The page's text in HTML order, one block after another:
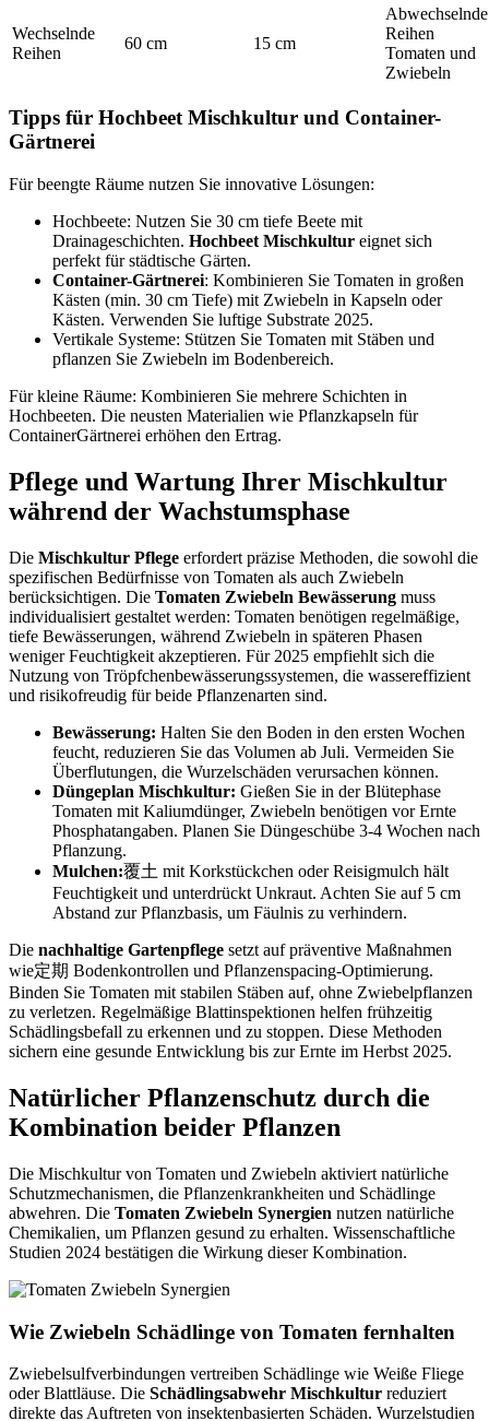
Wechselnde
Reihen
60 cm 15 cm
Abwechselnde
Reihen
Tomaten und
Zwiebeln
Tipps für Hochbeet Mischkultur und Container-
Gärtnerei
Für beengte Räume nutzen Sie innovative Lösungen:
Hochbeete: Nutzen Sie 30 cm tiefe Beete mit
Drainageschichten. Hochbeet Mischkultur eignet sich
perfekt für städtische Gärten.
Container-Gärtnerei: Kombinieren Sie Tomaten in großen
Kästen (min. 30 cm Tiefe) mit Zwiebeln in Kapseln oder
Kästen. Verwenden Sie luftige Substrate 2025.
Vertikale Systeme: Stützen Sie Tomaten mit Stäben und
pflanzen Sie Zwiebeln im Bodenbereich.
Für kleine Räume: Kombinieren Sie mehrere Schichten in
Hochbeeten. Die neusten Materialien wie Pflanzkapseln für
ContainerGärtnerei erhöhen den Ertrag.
Pflege und Wartung Ihrer Mischkultur
während der Wachstumsphase
Die Mischkultur Pflege erfordert präzise Methoden, die sowohl die
spezifischen Bedürfnisse von Tomaten als auch Zwiebeln
berücksichtigen. Die Tomaten Zwiebeln Bewässerung muss
individualisiert gestaltet werden: Tomaten benötigen regelmäßige,
tiefe Bewässerungen, während Zwiebeln in späteren Phasen
weniger Feuchtigkeit akzeptieren. Für 2025 empfiehlt sich die
Nutzung von Tröpfchenbewässerungssystemen, die wassereffizient
und risikofreudig für beide Pflanzenarten sind.
Bewässerung: Halten Sie den Boden in den ersten Wochen
feucht, reduzieren Sie das Volumen ab Juli. Vermeiden Sie
Überflutungen, die Wurzelschäden verursachen können.
Düngeplan Mischkultur: Gießen Sie in der Blütephase
Tomaten mit Kaliumdünger, Zwiebeln benötigen vor Ernte
Phosphatangaben. Planen Sie Düngeschübe 3-4 Wochen nach
Pflanzung.
Mulchen:覆土 mit Korkstückchen oder Reisigmulch hält
Feuchtigkeit und unterdrückt Unkraut. Achten Sie auf 5 cm
Abstand zur Pflanzbasis, um Fäulnis zu verhindern.
Die nachhaltige Gartenpflege setzt auf präventive Maßnahmen
wie定期 Bodenkontrollen und Pflanzenspacing-Optimierung.
Binden Sie Tomaten mit stabilen Stäben auf, ohne Zwiebelpflanzen
zu verletzen. Regelmäßige Blattinspektionen helfen frühzeitig
Schädlingsbefall zu erkennen und zu stoppen. Diese Methoden
sichern eine gesunde Entwicklung bis zur Ernte im Herbst 2025.
Natürlicher Pflanzenschutz durch die
Kombination beider Pflanzen
Die Mischkultur von Tomaten und Zwiebeln aktiviert natürliche
Schutzmechanismen, die Pflanzenkrankheiten und Schädlinge
abwehren. Die Tomaten Zwiebeln Synergien nutzen natürliche
Chemikalien, um Pflanzen gesund zu erhalten. Wissenschaftliche
Studien 2024 bestätigen die Wirkung dieser Kombination.
Wie Zwiebeln Schädlinge von Tomaten fernhalten
Zwiebelsulfverbindungen vertreiben Schädlinge wie Weiße Fliege
oder Blattläuse. Die Schädlingsabwehr Mischkultur reduziert
direkte das Auftreten von insektenbasierten Schäden. Wurzelstudien